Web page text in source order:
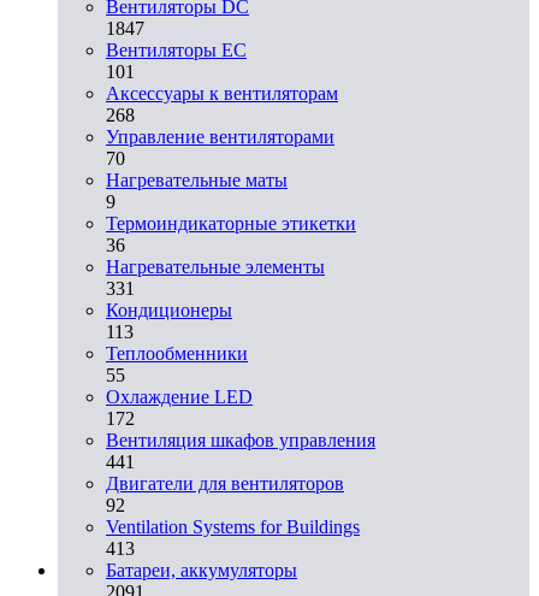
Вентиляторы DC
1847
Вентиляторы EC
101
Аксессуары к вентиляторам
268
Управление вентиляторами
70
Нагревательные маты
9
Термоиндикаторные этикетки
36
Нагревательные элементы
331
Кондиционеры
113
Теплообменники
55
Охлаждение LED
172
Вентиляция шкафов управления
441
Двигатели для вентиляторов
92
Ventilation Systems for Buildings
413
Батареи, аккумуляторы
2091